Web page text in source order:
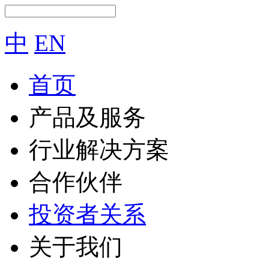
中 EN
首页
产品及服务
行业解决方案
合作伙伴
投资者关系
关于我们